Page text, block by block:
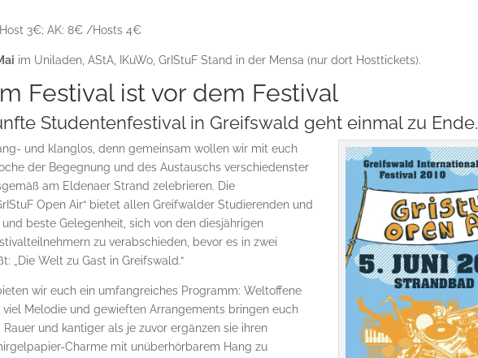
3€; AK: 8€ /Hosts 4€
im Uniladen, AStA, IKuWo, GrIStuF Stand in der Mensa (nur dort Hosttickets).
Festival ist vor dem Festival
Studentenfestival in Greifswald geht einmal zu Ende.
und klanglos, denn gemeinsam wollen wir mit euch
der Begegnung und des Austauschs verschiedenster
am Eldenaer Strand zelebrieren. Die
Open Air“ bietet allen Greifwalder Studierenden und
beste Gelegenheit, sich von den diesjährigen
zu verabschieden, bevor es in zwei
„Die Welt zu Gast in Greifswald.“
wir euch ein umfangreiches Programm: Weltoffene
Melodie und gewieften Arrangements bringen euch
. Rauer und kantiger als je zuvor ergänzen sie ihren
Charme mit unüberhörbarem Hang zu